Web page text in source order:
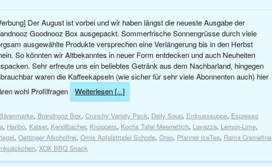
Der August ist vorbei und wir haben längst die neueste Ausgabe der
Goodnooz Box ausgepackt. Sommerfrische Sonnengrüsse durch viele
ausgewählte Produkte versprechen eine Verlängerung bis in den Herbst
So könnten wir Altbekanntes in neuer Form entdecken und auch Neuheiten
Sehr erfreute uns ein beliebtes Getränk aus dem Nachbarland, hingegen
waren die Kaffeekapseln (wie sicher für sehr viele Abonnenten auch) hier
wohl Profilfragen
Weiterlesen [...]
Bärenmarke, Brandnooz Box, Crunchy Variety Pack, Daily Soup, Erdnusssuppe, Espresso
, Haribo, Kaiser, Kendlbacher, Knoppers, Kochs Tafel Meerrettich, Lavazza, Lemon-Lime,
, Oettinger Alkoholfrei, Omis Apfelstrudel Schorle, Oreo, Pfanner iceTea, Rama Cremefine
, XOX BBQ Snack